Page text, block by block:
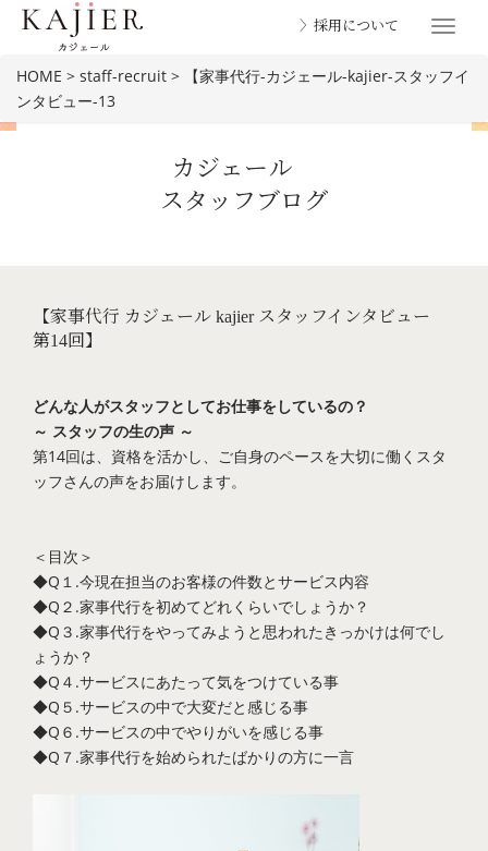
Toggle
〉採用について
HOME > staff-recruit >
【家事代行-カジェール-kajier-スタッフイ
ンタビュー-13
カジェール
スタッフブログ
【家事代行 カジェール kajier スタッフインタビュー
第14回】
どんな人がスタッフとしてお仕事をしているの？
～ スタッフの生の声 ～
第14回は、資格を活かし、ご自身のペースを大切に働くスタ
ッフさんの声をお届けします。
＜目次＞
◆Q１.今現在担当のお客様の件数とサービス内容
◆Q２.家事代行を初めてどれくらいでしょうか？
◆Q３.家事代行をやってみようと思われたきっかけは何でし
ょうか？
◆Q４.サービスにあたって気をつけている事
◆Q５.サービスの中で大変だと感じる事
◆Q６.サービスの中でやりがいを感じる事
◆Q７.家事代行を始められたばかりの方に一言